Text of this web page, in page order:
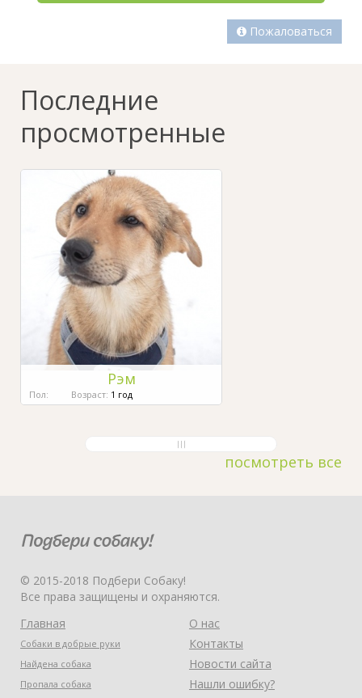
Пожаловаться
Последние
просмотренные
Рэм
Пол: Возраст: 1 год
посмотреть все
© 2015-2018 Подбери Собаку!
Все права защищены и охраняются.
Главная
Собаки в добрые руки
Найдена собака
Пропала собака
О нас
Контакты
Новости сайта
Нашли ошибку?